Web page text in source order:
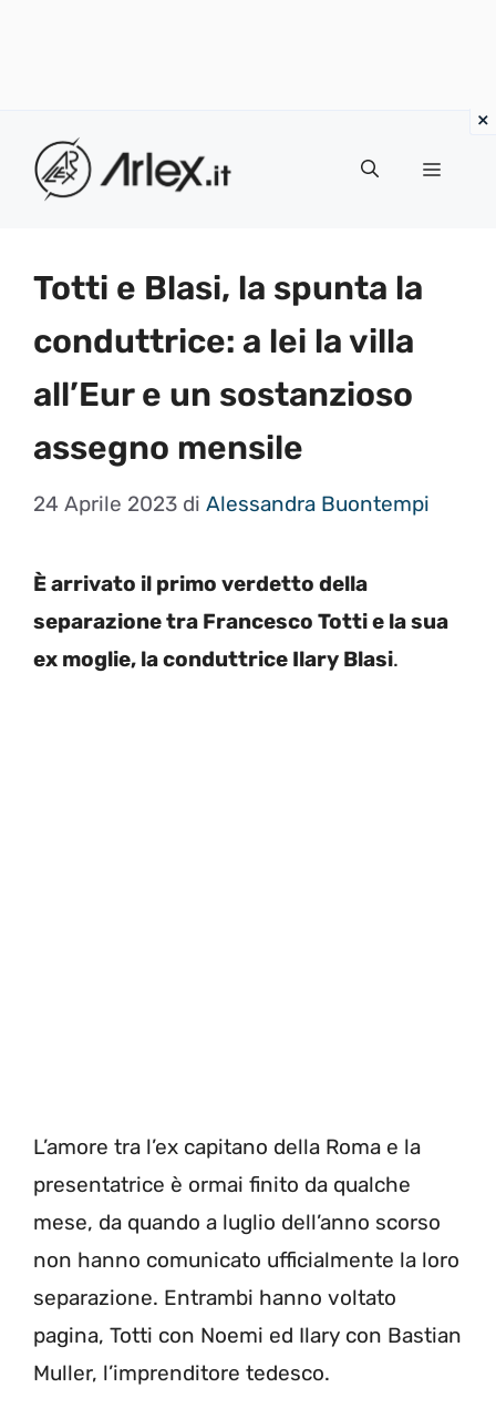
contenuto
Menu
Totti e Blasi, la spunta la
conduttrice: a lei la villa
all’Eur e un sostanzioso
assegno mensile
24 Aprile 2023 di Alessandra Buontempi
È arrivato il primo verdetto della
separazione tra Francesco Totti e la sua
ex moglie, la conduttrice Ilary Blasi.
L’amore tra l’ex capitano della Roma e la
presentatrice è ormai finito da qualche
mese, da quando a luglio dell’anno scorso
non hanno comunicato ufficialmente la loro
separazione. Entrambi hanno voltato
pagina, Totti con Noemi ed Ilary con Bastian
Muller, l’imprenditore tedesco.